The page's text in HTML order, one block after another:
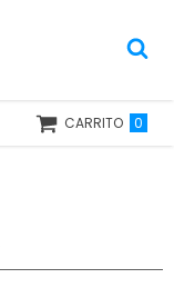
CARRITO 0